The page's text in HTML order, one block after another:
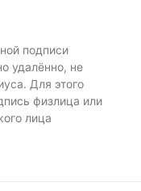
подписи
удалённо, не
Для этого
физлица или
лица